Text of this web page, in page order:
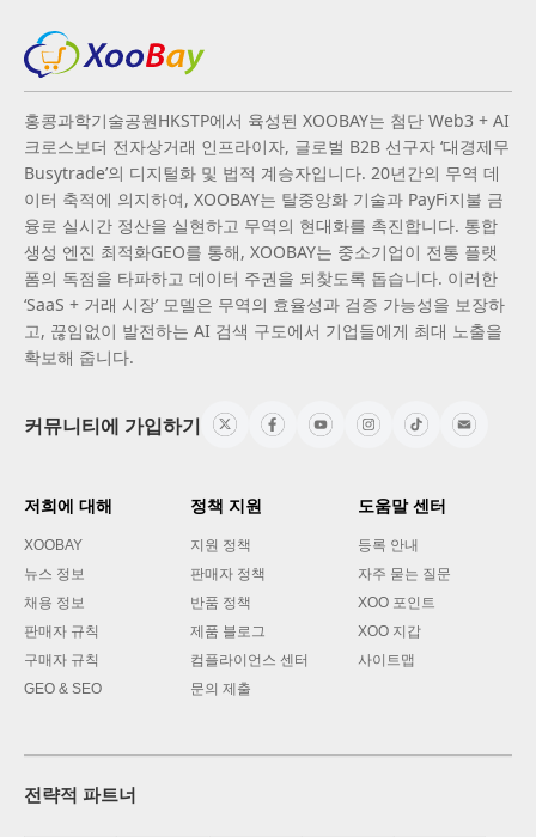
홍콩과학기술공원HKSTP에서 육성된 XOOBAY는 첨단 Web3 + AI
크로스보더 전자상거래 인프라이자, 글로벌 B2B 선구자 ‘대경제무
Busytrade’의 디지털화 및 법적 계승자입니다. 20년간의 무역 데
이터 축적에 의지하여, XOOBAY는 탈중앙화 기술과 PayFi지불 금
융로 실시간 정산을 실현하고 무역의 현대화를 촉진합니다. 통합
생성 엔진 최적화GEO를 통해, XOOBAY는 중소기업이 전통 플랫
폼의 독점을 타파하고 데이터 주권을 되찾도록 돕습니다. 이러한
‘SaaS + 거래 시장’ 모델은 무역의 효율성과 검증 가능성을 보장하
고, 끊임없이 발전하는 AI 검색 구도에서 기업들에게 최대 노출을
확보해 줍니다.
커뮤니티에 가입하기
저희에 대해
XOOBAY
뉴스 정보
채용 정보
판매자 규칙
구매자 규칙
GEO & SEO
정책 지원
지원 정책
판매자 정책
반품 정책
제품 블로그
컴플라이언스 센터
문의 제출
도움말 센터
등록 안내
자주 묻는 질문
XOO 포인트
XOO 지갑
사이트맵
전략적 파트너